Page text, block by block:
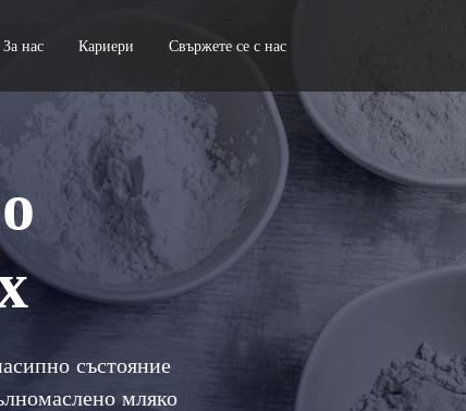
За нас Кариери Свържете се с нас
състояние
мляко